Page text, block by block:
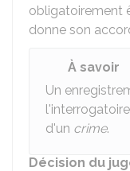
obligatoirement
donne son
À savoir
Un
d'un crime.
Décision du